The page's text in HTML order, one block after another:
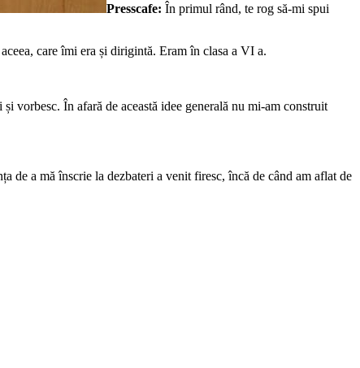
Presscafe: În primul rând, te rog să-mi spui
care îmi era și dirigintă. Eram în clasa a VI a.
vorbesc. În afară de această idee generală nu mi-am construit
de a mă înscrie la dezbateri a venit firesc, încă de când am aflat de